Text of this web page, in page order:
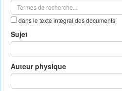
dans le texte intégral des documents
Sujet
Auteur physique